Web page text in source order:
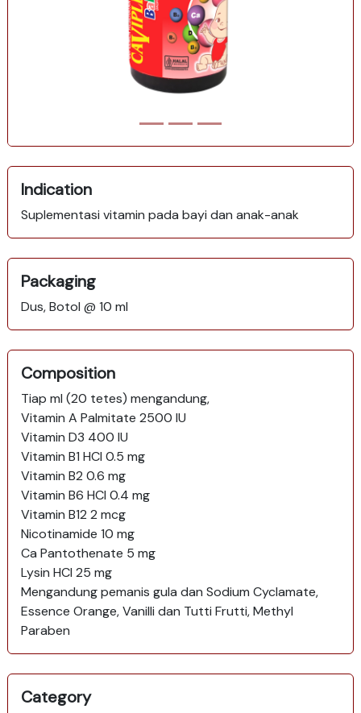
Indication
Suplementasi vitamin pada bayi dan anak-anak
Packaging
Dus, Botol @ 10 ml
Composition
Tiap ml (20 tetes) mengandung,
Vitamin A Palmitate 2500 IU
Vitamin D3 400 IU
Vitamin B1 HCl 0.5 mg
Vitamin B2 0.6 mg
Vitamin B6 HCl 0.4 mg
Vitamin B12 2 mcg
Nicotinamide 10 mg
Ca Pantothenate 5 mg
Lysin HCl 25 mg
Mengandung pemanis gula dan Sodium Cyclamate,
Essence Orange, Vanilli dan Tutti Frutti, Methyl
Paraben
Category